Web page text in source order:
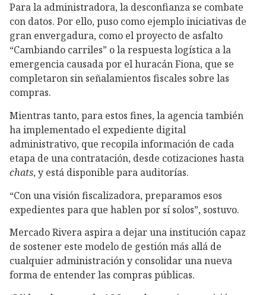
Para la administradora, la desconfianza se combate
con datos. Por ello, puso como ejemplo iniciativas de
gran envergadura, como el proyecto de asfalto
“Cambiando carriles” o la respuesta logística a la
emergencia causada por el huracán Fiona, que se
completaron sin señalamientos fiscales sobre las
compras.
Mientras tanto, para estos fines, la agencia también
ha implementado el expediente digital
administrativo, que recopila información de cada
etapa de una contratación, desde cotizaciones hasta
chats, y está disponible para auditorías.
“Con una visión fiscalizadora, preparamos esos
expedientes para que hablen por sí solos”, sostuvo.
Mercado Rivera aspira a dejar una institución capaz
de sostener este modelo de gestión más allá de
cualquier administración y consolidar una nueva
forma de entender las compras públicas.